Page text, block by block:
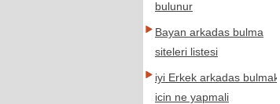
bulunur
Bayan arkadas bulma
siteleri listesi
iyi Erkek arkadas bulmak
icin ne yapmali